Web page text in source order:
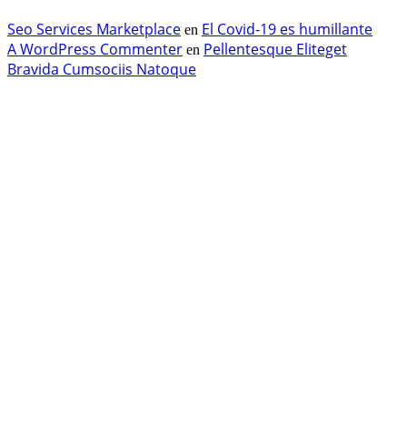
Seo Services Marketplace en El Covid-19 es humillante
A WordPress Commenter en Pellentesque Eliteget
Bravida Cumsociis Natoque